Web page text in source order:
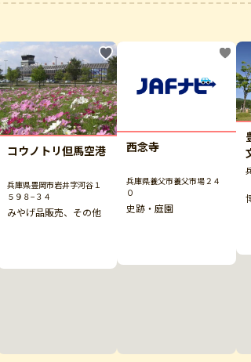
コウノトリ但馬空港
兵庫県豊岡市岩井字河谷１
５９８−３４
みやげ品販売、その他
西念寺
兵庫県養父市養父市場２４
０
史跡・庭園